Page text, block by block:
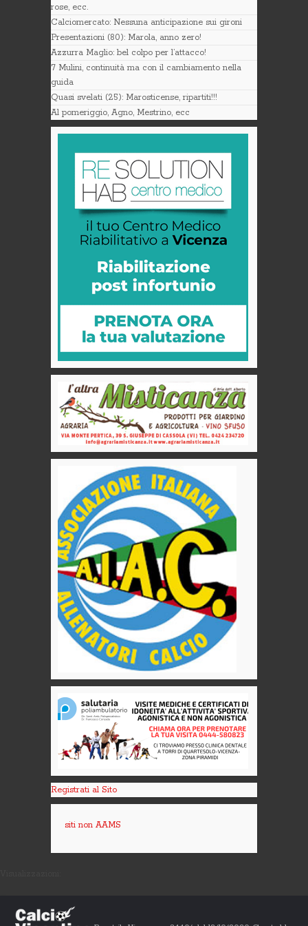
rose, ecc.
Calciomercato: Nessuna anticipazione sui gironi
Presentazioni (80): Marola, anno zero!
Azzurra Maglio: bel colpo per l’attacco!
7 Mulini, continuità ma con il cambiamento nella
guida
Quasi svelati (25): Marosticense, ripartiti!!!
Al pomeriggio, Agno, Mestrino, ecc
Registrati al Sito
siti non AAMS